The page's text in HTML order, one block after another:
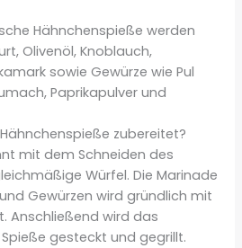
Hähnchenspieße werden
Olivenöl, Knoblauch,
sowie Gewürze wie Pul
Paprikapulver und
zubereitet?
mit dem Schneiden des
Würfel. Die Marinade
Gewürzen wird gründlich mit
Anschließend wird das
gesteckt und gegrillt.